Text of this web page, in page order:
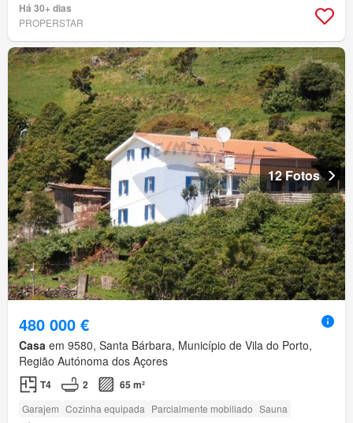
Há 30+ dias
PROPERSTAR
12 Fotos
480 000 €
Casa em 9580, Santa Bárbara, Município de Vila do Porto,
Região Autónoma dos Açores
T4 2 65 m²
Garajem Cozinha equipada Parcialmente mobiliado Sauna